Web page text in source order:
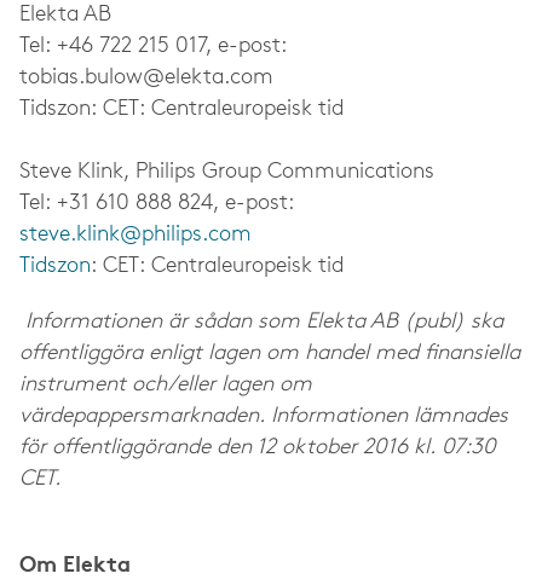
Elekta AB
Tel: +46 722 215 017, e-post:
tobias.bulow@elekta.com
Tidszon: CET: Centraleuropeisk tid
Steve Klink, Philips Group Communications
Tel: +31 610 888 824, e-post:
steve.klink@philips.com
Tidszon: CET: Centraleuropeisk tid
Informationen är sådan som Elekta AB (publ) ska
offentliggöra enligt lagen om handel med finansiella
instrument och/eller lagen om
värdepappersmarknaden. Informationen lämnades
för offentliggörande den 12 oktober 2016 kl. 07:30
CET.
Om Elekta